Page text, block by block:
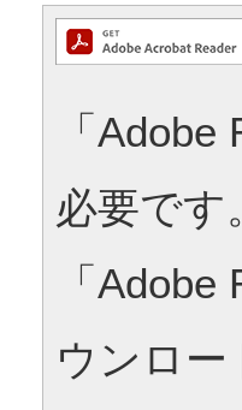
「
必要です
「
ウンロ